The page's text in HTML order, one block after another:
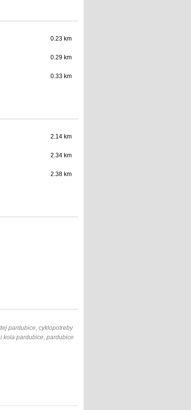
0.23 km
0.29 km
0.33 km
2.14 km
2.34 km
2.38 km
pardubice, cyklopotreby
kola pardubice, pardubice